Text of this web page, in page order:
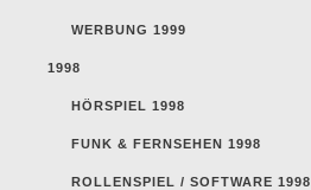
WERBUNG 1999
1998
HÖRSPIEL 1998
FUNK & FERNSEHEN 1998
ROLLENSPIEL / SOFTWARE 1998